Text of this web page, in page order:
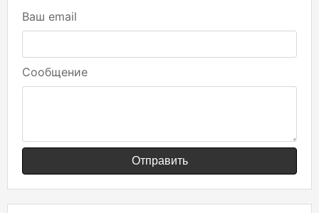
Ваш email
Сообщение
Отправить